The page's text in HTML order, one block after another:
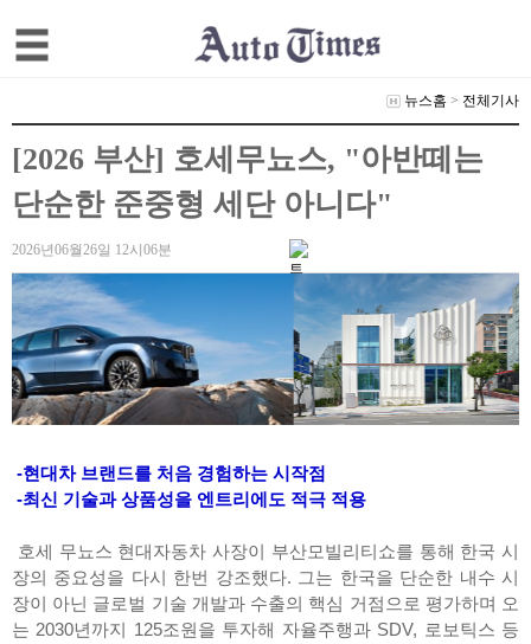
뉴스홈 > 전체기사
[2026 부산] 호세무뇨스, "아반떼는
단순한 준중형 세단 아니다"
2026년06월26일 12시06분
-현대차 브랜드를 처음 경험하는 시작점
-최신 기술과 상품성을 엔트리에도 적극 적용
호세 무뇨스 현대자동차 사장이 부산모빌리티쇼를 통해 한국 시
장의 중요성을 다시 한번 강조했다. 그는 한국을 단순한 내수 시
장이 아닌 글로벌 기술 개발과 수출의 핵심 거점으로 평가하며 오
는 2030년까지 125조원을 투자해 자율주행과 SDV, 로보틱스 등